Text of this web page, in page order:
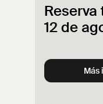
12 de
Más